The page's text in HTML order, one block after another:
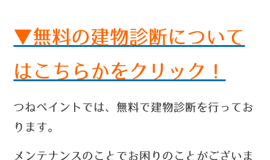
▼無料の建物診断について
はこちらかをクリック！
つねペイントでは、無料で建物診断を行ってお
ります。
メンテナンスのことでお困りのことがございま